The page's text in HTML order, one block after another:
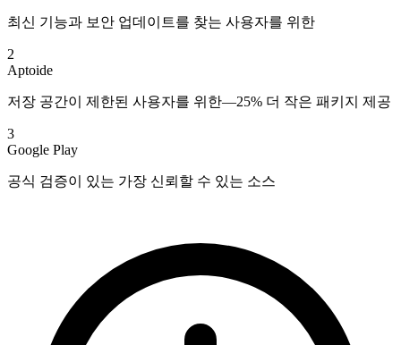
최신 기능과 보안 업데이트를 찾는 사용자를 위한
2
Aptoide
저장 공간이 제한된 사용자를 위한—25% 더 작은 패키지 제공
3
Google Play
공식 검증이 있는 가장 신뢰할 수 있는 소스